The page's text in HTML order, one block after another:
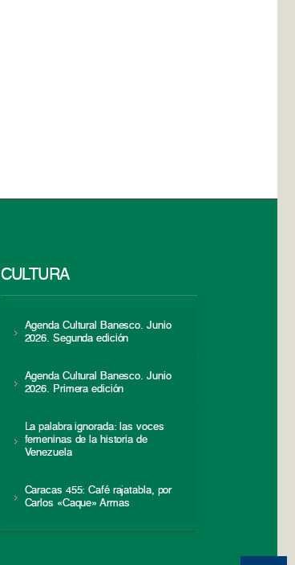
CULTURA
Agenda Cultural Banesco. Junio
2026. Segunda edición
Agenda Cultural Banesco. Junio
2026. Primera edición
La palabra ignorada: las voces
femeninas de la historia de
Venezuela
Caracas 455: Café rajatabla, por
Carlos «Caque» Armas